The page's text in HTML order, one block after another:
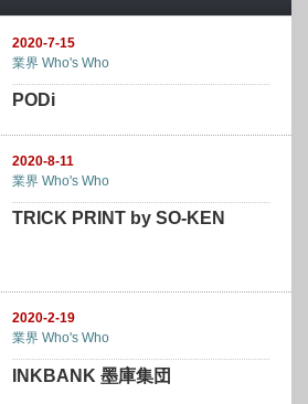
2020-7-15
業界 Who's Who
PODi
2020-8-11
業界 Who's Who
TRICK PRINT by SO-KEN
2020-2-19
業界 Who's Who
INKBANK 墨庫集団